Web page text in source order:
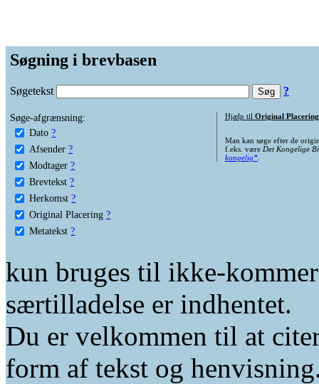
Søgning i brevbasen
Søgetekst ?
Søge-afgrænsning:
Dato ?
Afsender ?
Modtager ?
Brevtekst ?
Herkomst ?
Original Placering ?
Metatekst ?
Hjælp til Original Placering
Man kan søge efter de
f.eks. være Det Kongelige
kongelig*.
kun bruges til ikke-
særtilladelse er indhentet.
Du er velkommen til at
form af tekst og